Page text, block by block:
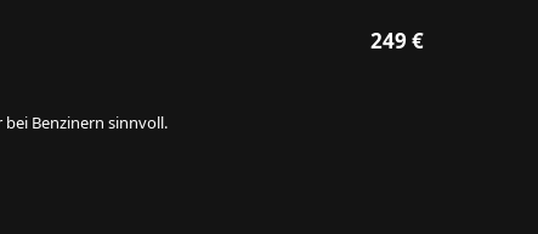
249 €
Benzinern sinnvoll.